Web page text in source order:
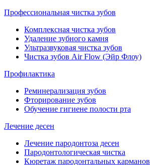
Профессиональная чистка зубов
Комплексная чистка зубов
Удаление зубного камня
Ультразвуковая чистка зубов
Чистка зубов Air Flow (Эйр Флоу)
Профилактика
Реминерализация зубов
Фторирование зубов
Обучение гигиене полости рта
Лечение десен
Лечение пародонтоза десен
Пародонтологическая чистка
Кюретаж пародонтальных карманов